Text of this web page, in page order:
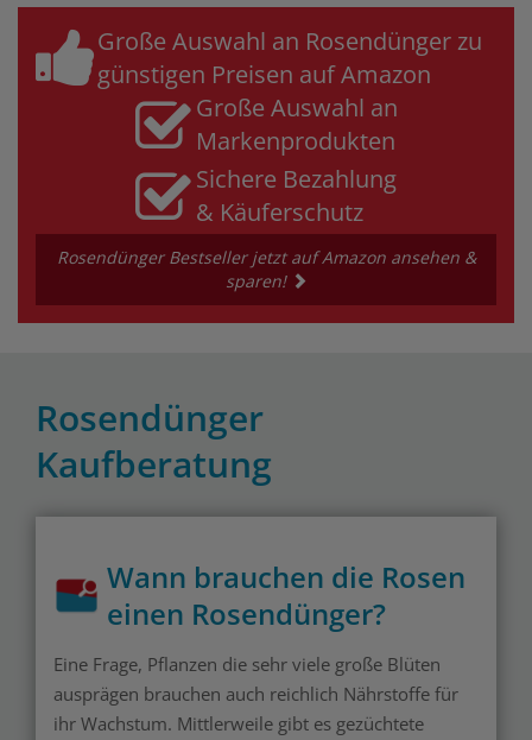
Große Auswahl an Rosendünger zu
günstigen Preisen auf Amazon
Große Auswahl an
Markenprodukten
Sichere Bezahlung
& Käuferschutz
Rosendünger Bestseller jetzt auf Amazon ansehen &
sparen!
Rosendünger
Kaufberatung
Wann brauchen die Rosen
einen Rosendünger?
Eine Frage, Pflanzen die sehr viele große Blüten
ausprägen brauchen auch reichlich Nährstoffe für
ihr Wachstum. Mittlerweile gibt es gezüchtete